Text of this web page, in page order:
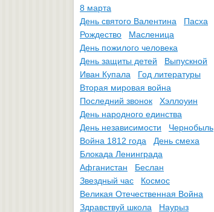
8 марта
День святого Валентина
Пасха
Рождество
Масленица
День пожилого человека
День защиты детей
Выпускной
Иван Купала
Год литературы
Вторая мировая война
Последний звонок
Хэллоуин
День народного единства
День независимости
Чернобыль
Война 1812 года
День смеха
Блокада Ленинграда
Афганистан
Беслан
Звездный час
Космос
Великая Отечественная Война
Здравствуй школа
Наурыз